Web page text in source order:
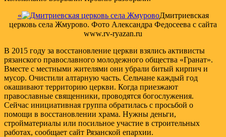
«
Дмитриевская
церковь села Жмурово. Фото Александра Федосеева с сайта
www.rv-ryazan.ru
В 2015 году за восстановление церкви взялись активисты
рязанского православного молодежного общества «Гранат».
Вместе с местными жителями они убрали битый кирпич и
мусор. Очистили алтарную часть. Сельчане каждый год
окашивают территорию церкви. Когда приезжают
православные священники, проводятся богослужения.
Сейчас инициативная группа обратилась с просьбой о
помощи в восстановлении храма. Нужны деньги,
стройматериалы или посильное участие в строительных
работах, сообщает сайт Рязанской епархии.